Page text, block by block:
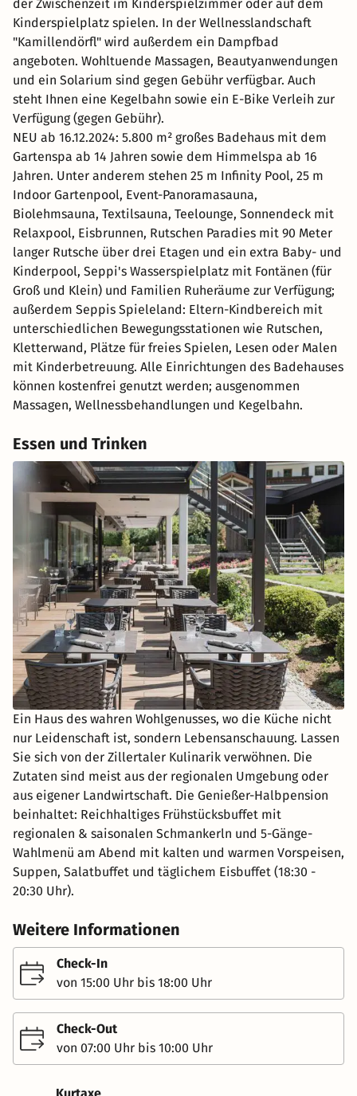
der Zwischenzeit im Kinderspielzimmer oder auf dem
Kinderspielplatz spielen. In der Wellnesslandschaft
"Kamillendörfl" wird außerdem ein Dampfbad
angeboten. Wohltuende Massagen, Beautyanwendungen
und ein Solarium sind gegen Gebühr verfügbar. Auch
steht Ihnen eine Kegelbahn sowie ein E-Bike Verleih zur
Verfügung (gegen Gebühr).
NEU ab 16.12.2024: 5.800 m² großes Badehaus mit dem
Gartenspa ab 14 Jahren sowie dem Himmelspa ab 16
Jahren. Unter anderem stehen 25 m Infinity Pool, 25 m
Indoor Gartenpool, Event-Panoramasauna,
Biolehmsauna, Textilsauna, Teelounge, Sonnendeck mit
Relaxpool, Eisbrunnen, Rutschen Paradies mit 90 Meter
langer Rutsche über drei Etagen und ein extra Baby- und
Kinderpool, Seppi's Wasserspielplatz mit Fontänen (für
Groß und Klein) und Familien Ruheräume zur Verfügung;
außerdem Seppis Spieleland: Eltern-Kindbereich mit
unterschiedlichen Bewegungsstationen wie Rutschen,
Kletterwand, Plätze für freies Spielen, Lesen oder Malen
mit Kinderbetreuung. Alle Einrichtungen des Badehauses
können kostenfrei genutzt werden; ausgenommen
Massagen, Wellnessbehandlungen und Kegelbahn.
Essen und Trinken
Ein Haus des wahren Wohlgenusses, wo die Küche nicht
nur Leidenschaft ist, sondern Lebensanschauung. Lassen
Sie sich von der Zillertaler Kulinarik verwöhnen. Die
Zutaten sind meist aus der regionalen Umgebung oder
aus eigener Landwirtschaft. Die Genießer-Halbpension
beinhaltet: Reichhaltiges Frühstücksbuffet mit
regionalen & saisonalen Schmankerln und 5-Gänge-
Wahlmenü am Abend mit kalten und warmen Vorspeisen,
Suppen, Salatbuffet und täglichem Eisbuffet (18:30 -
20:30 Uhr).
Weitere Informationen
Check-In
von 15:00 Uhr bis 18:00 Uhr
Check-Out
von 07:00 Uhr bis 10:00 Uhr
Kurtaxe